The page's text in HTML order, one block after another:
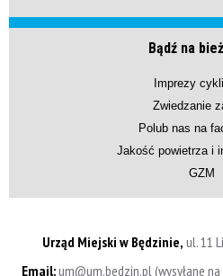
Bądź na
Imprezy
Zwiedzanie
Polub nas na
Jakość powietrza i
GZM
Urząd Miejski w Będzinie, ul. 11
Email:um@um.bedzin.pl (wysyłane